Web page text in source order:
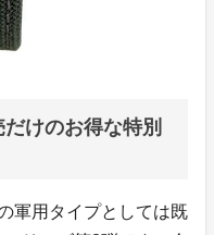
けのお得な特別
軍用タイプとしては既